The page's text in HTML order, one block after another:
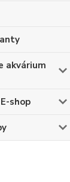
akvárium
shop